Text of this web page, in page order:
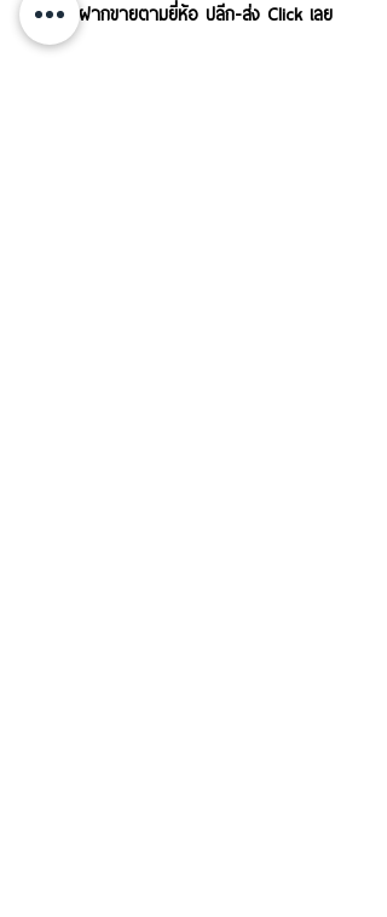
สินค้าฝากขายตามยี่ห้อ ปลีก-ส่ง Click เลย